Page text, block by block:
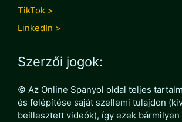
TikTok >
LinkedIn >
Szerzői jogok:
© Az Online Spanyol oldal teljes
és felépítése saját szellemi tulajdon
beillesztett videók), így ezek